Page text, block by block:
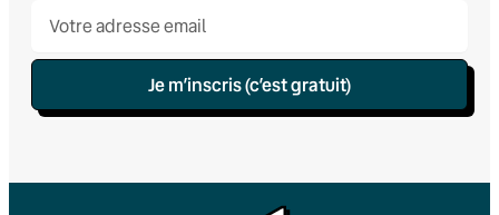
Je m’inscris (c’est gratuit)